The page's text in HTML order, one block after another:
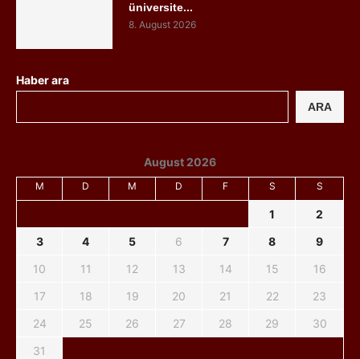
üniversite...
8. August 2026
Haber ara
ARA
August 2026
M D M D F S S
1
2
3
4 5 6 7 8
9
10
11 12 13 14 15
16
17
18 19 20 21 22
23
24
25 26 27 28 29
30
31